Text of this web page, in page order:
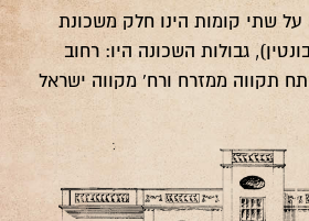
על שתי קומות הינו חלק משכונת
גבולות השכונה היו: רחוב
תקווה ממזרח ורח' מקווה ישראל